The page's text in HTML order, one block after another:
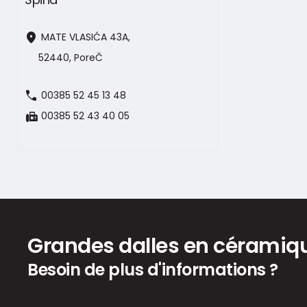
location_on MATE VLASIĆA 43A,
52440, PoreČ
call 00385 52 45 13 48
fax 00385 52 43 40 05
Grandes dalles en
Besoin de plus d'informations ?